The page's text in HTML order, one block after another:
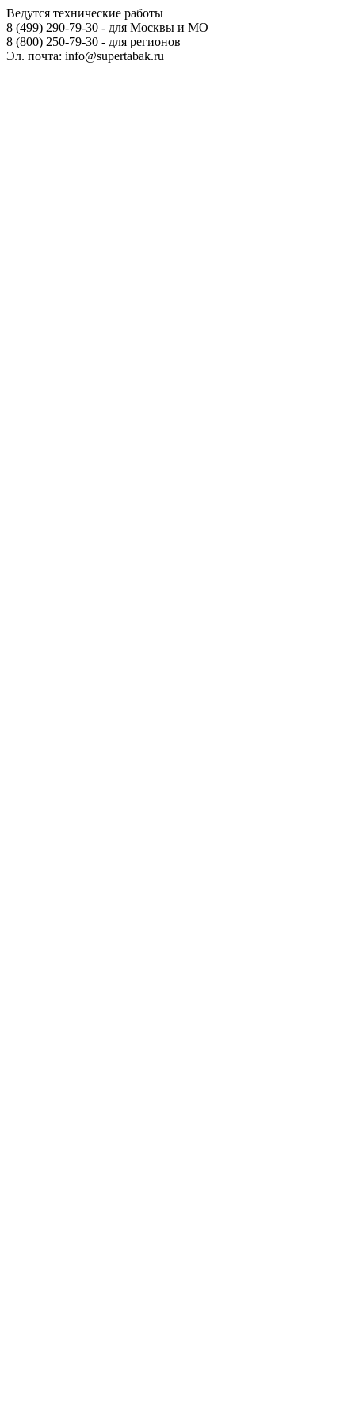
Ведутся технические работы
8 (499) 290-79-30 - для Москвы и МО
8 (800) 250-79-30 - для регионов
Эл. почта: info@supertabak.ru